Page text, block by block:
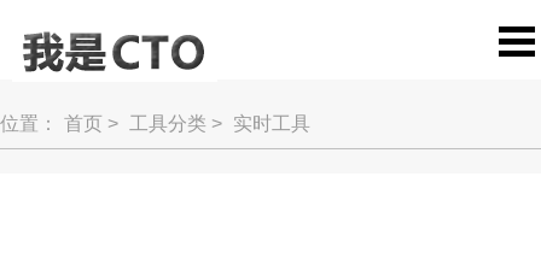
位置： 首页 > 工具分类 > 实时工具